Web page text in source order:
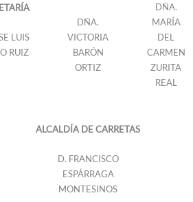
LUIS
RUIZ
DÑA.
VICTORIA
BARÓN
ORTIZ
DÑA.
MARÍA
DEL
CARMEN
ZURITA
REAL
ALCALDÍA DE CARRETAS
D. FRANCISCO
ESPÁRRAGA
MONTESINOS